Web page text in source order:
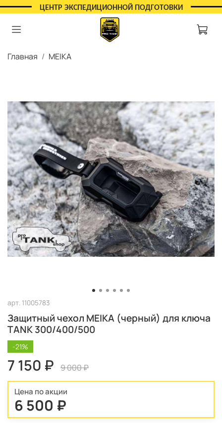
ЦЕНТР ЭКСПЕДИЦИОННОЙ ПОДГОТОВКИ
Главная MEIKA
арт. 11005783
Защитный чехол MEIKA (черный) для ключа
TANK 300/400/500
-21%
7 150 ₽ 9 000 ₽
Цена по акции
6 500 ₽